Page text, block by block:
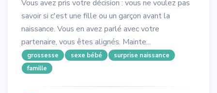
Vous avez pris votre décision : vous ne voulez pas
savoir si c'est une fille ou un garçon avant la
naissance. Vous en avez parlé avec votre
partenaire, vous êtes alignés. Mainte...
grossesse sexe bébé
surprise naissance
famille